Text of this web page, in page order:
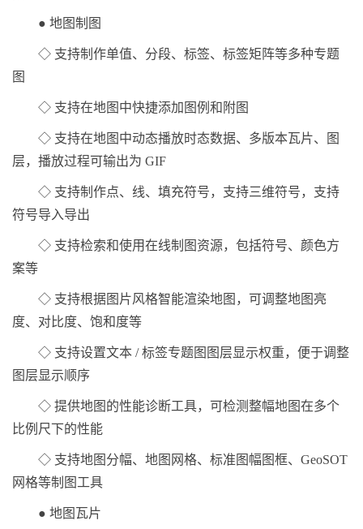
● 地图制图
◇ 支持制作单值、分段、标签、标签矩阵等多种专题
图
◇ 支持在地图中快捷添加图例和附图
◇ 支持在地图中动态播放时态数据、多版本瓦片、图
层，播放过程可输出为 GIF
◇ 支持制作点、线、填充符号，支持三维符号，支持
符号导入导出
◇ 支持检索和使用在线制图资源，包括符号、颜色方
案等
◇ 支持根据图片风格智能渲染地图，可调整地图亮
度、对比度、饱和度等
◇ 支持设置文本 / 标签专题图图层显示权重，便于调整
图层显示顺序
◇ 提供地图的性能诊断工具，可检测整幅地图在多个
比例尺下的性能
◇ 支持地图分幅、地图网格、标准图幅图框、GeoSOT
网格等制图工具
● 地图瓦片